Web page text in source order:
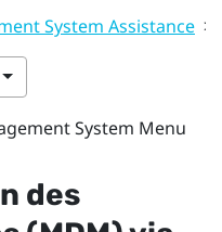
System Assistance >
System Menu
des